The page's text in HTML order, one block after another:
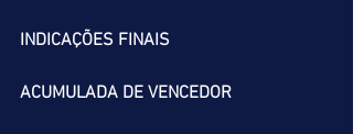
INDICAÇÕES FINAIS
ACUMULADA DE VENCEDOR